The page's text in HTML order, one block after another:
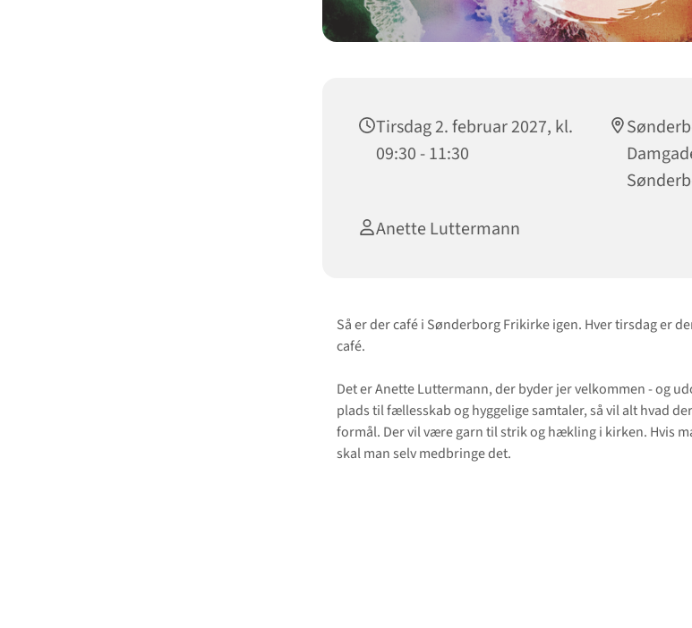
Tirsdag 2. februar 2027, kl.
09:30 - 11:30
Anette Luttermann
Så er der café i Sønderborg Frikirke igen. Hver tirsdag er
café.
Det er Anette Luttermann, der byder jer velkommen - og
plads til fællesskab og hyggelige samtaler, så vil alt hvad
formål. Der vil være garn til strik og hækling i kirken. Hvis
skal man selv medbringe det.